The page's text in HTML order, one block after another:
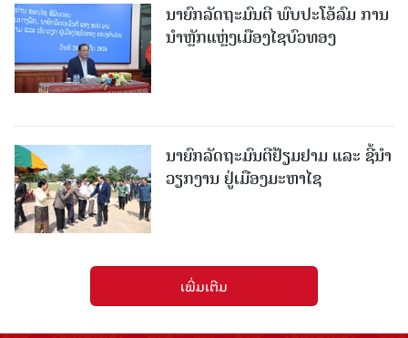
ນາຍົກລັດຖະມົນຕີ ພົບປະໂອ້ລົມ ການ
ນຳຫຼັກແຫຼ່ງເມືອງໄຊບົວທອງ
ນາຍົກລັດຖະມົນຕີຢ້ຽມຢາມ ແລະ ຊີ້ນຳ
ວຽກງານ ຢູ່ເມືອງມະຫາໄຊ
ເພີ່ມເຕີມ